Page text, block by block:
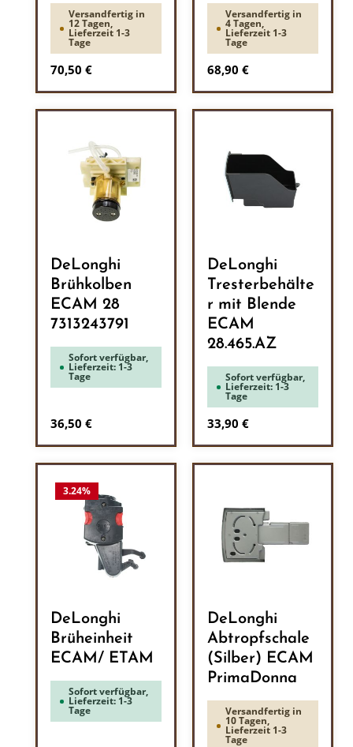
Versandfertig in
12 Tagen,
Lieferzeit 1-3
Tage
Regulärer Preis:
70,50 €
Versandfertig in
4 Tagen,
Lieferzeit 1-3
Tage
Regulärer Preis:
68,90 €
DeLonghi
Brühkolben
ECAM 28
7313243791
Sofort verfügbar,
Lieferzeit: 1-3
Tage
Regulärer Preis:
36,50 €
DeLonghi
Tresterbehälte
r mit Blende
ECAM
28.465.AZ
Sofort verfügbar,
Lieferzeit: 1-3
Tage
Regulärer Preis:
33,90 €
3.24%
DeLonghi
Brüheinheit
ECAM/ ETAM
Sofort verfügbar,
Lieferzeit: 1-3
Tage
DeLonghi
Abtropfschale
(Silber) ECAM
PrimaDonna
Versandfertig in
10 Tagen,
Lieferzeit 1-3
Tage